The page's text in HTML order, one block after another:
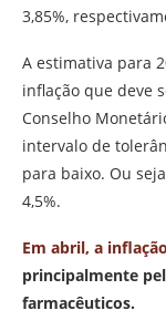
3,85%,
A estimativa para
inflação que deve
Conselho
intervalo de
para baixo. Ou
4,5%.
Em abril, a
principalmente
farmacêuticos.